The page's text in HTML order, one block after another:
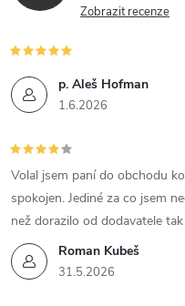
Zobrazit recenze
p. Aleš Hofman
1.6.2026
Roman Kubeš
31.5.2026
Volal jsem paní do obchodu
spokojen. Jediné za co jsem
než dorazilo od dodavatele